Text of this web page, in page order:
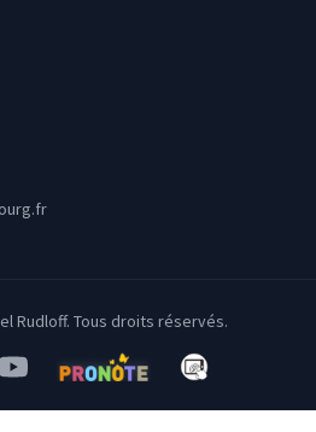
Rudloff. Tous droits réservés.
YouTubePronote Mon Bureau